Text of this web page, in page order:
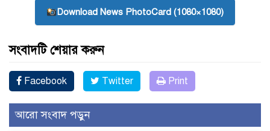
Download News PhotoCard (1080×1080)
সংবাদটি শেয়ার করুন
Facebook Twitter Print
আরো সংবাদ পড়ুন